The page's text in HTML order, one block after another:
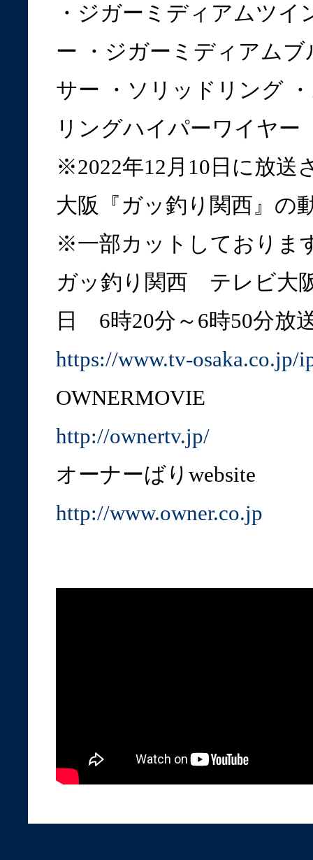
・ジガーミディアムツイ
ー ・ジガーミディアム
サー ・ソリッドリング
リングハイパーワイヤー
※2022年12月10日に放送
大阪『ガッ釣り関西』の
※一部カットしておりま
ガッ釣り関西 テレビ大
日 6時20分～6時50分
https://www.tv-osaka.co.jp/
OWNERMOVIE
http://ownertv.jp/
オーナーばりwebsite
http://www.owner.co.jp